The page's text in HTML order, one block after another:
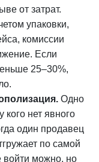
от затрат.
упаковки,
комиссии
Если
25–30%,
Одно
нет явного
один продавец
по самой
войти можно, но